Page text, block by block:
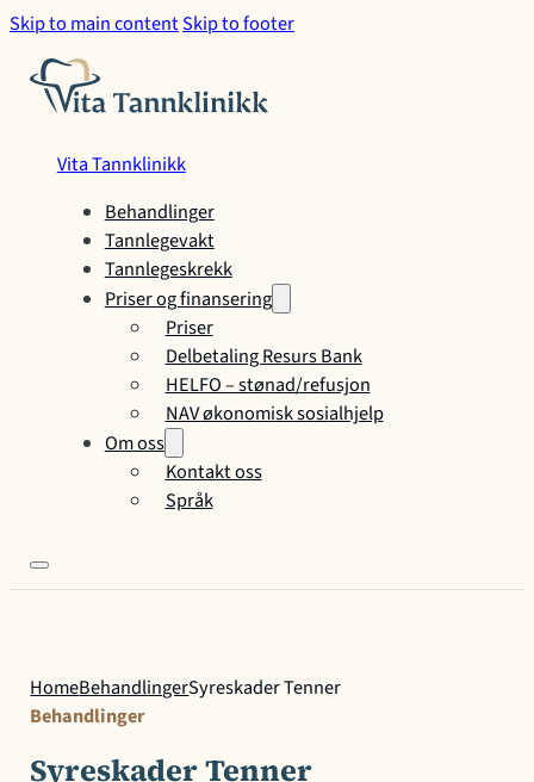
Skip to main contentSkip to footer
Vita Tannklinikk
Behandlinger
Tannlegevakt
Tannlegeskrekk
Priser og finansering
Priser
Delbetaling Resurs Bank
HELFO – stønad/refusjon
NAV økonomisk sosialhjelp
Om oss
Kontakt oss
Språk
HomeBehandlingerSyreskader Tenner
Behandlinger
Syreskader Tenner